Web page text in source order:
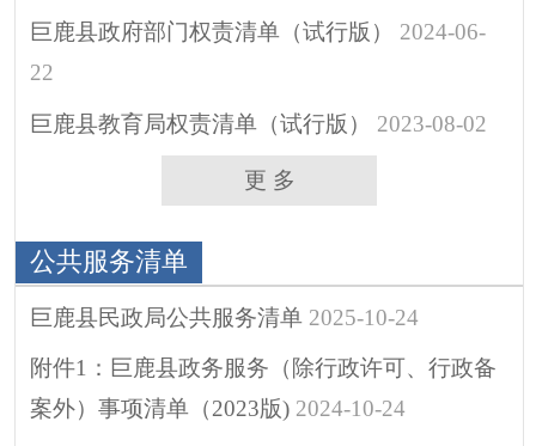
决策预公开
招考招录
重大决策
巨鹿县政府部门权责清单（试行版）
2024-06-
22
巨鹿县教育局权责清单（试行版） 2023-08-02
更 多
公共服务清单
巨鹿县民政局公共服务清单 2025-10-24
附件1：巨鹿县政务服务（除行政许可、行政备
案外）事项清单（2023版) 2024-10-24